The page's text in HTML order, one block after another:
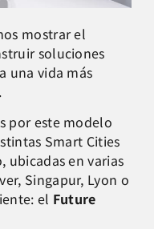
mostrar el
soluciones
una vida más
por este modelo
Smart Cities
ubicadas en varias
Singapur, Lyon o
el Future